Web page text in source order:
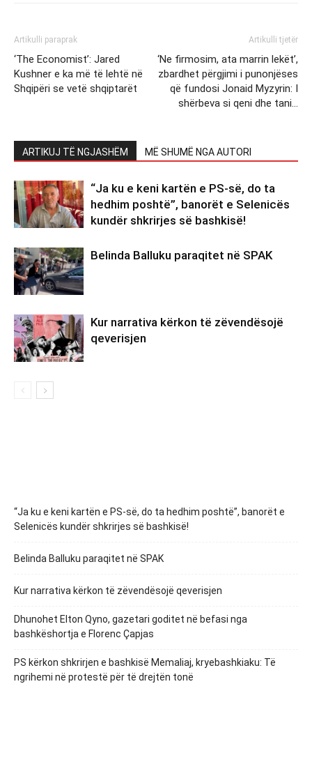
Artikulli paraprak
‘The Economist’: Jared
Kushner e ka më të lehtë në
Shqipëri se vetë shqiptarët
Artikulli tjetër
‘Ne firmosim, ata marrin lekët’,
zbardhet përgjimi i punonjëses
që fundosi Jonaid Myzyrin: I
shërbeva si qeni dhe tani…
ARTIKUJ TË NGJASHËM MË SHUMË NGA AUTORI
“Ja ku e keni kartën e PS-së, do ta
hedhim poshtë”, banorët e Selenicës
kundër shkrirjes së bashkisë!
Belinda Balluku paraqitet në SPAK
Kur narrativa kërkon të zëvendësojë
qeverisjen
“Ja ku e keni kartën e PS-së, do ta hedhim poshtë”, banorët e
Selenicës kundër shkrirjes së bashkisë!
Belinda Balluku paraqitet në SPAK
Kur narrativa kërkon të zëvendësojë qeverisjen
Dhunohet Elton Qyno, gazetari goditet në befasi nga
bashkëshortja e Florenc Çapjas
PS kërkon shkrirjen e bashkisë Memaliaj, kryebashkiaku: Të
ngrihemi në protestë për të drejtën tonë